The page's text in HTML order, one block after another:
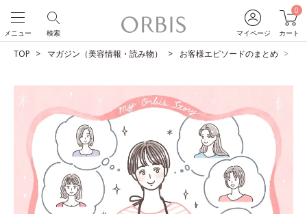
マイページ
0
カート
検索
メニュー
TOP マガジン（美容情報・読み物） お客様エピソードのまとめ